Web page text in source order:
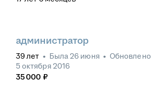
администратор
39лет • Была 26 июня • Обновлено
5 октября 2016
35 000 ₽